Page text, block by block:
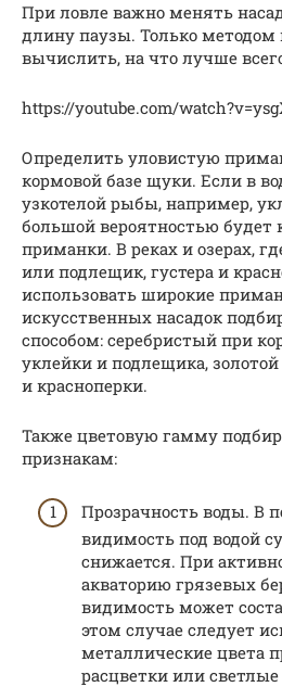
При ловле важно менять
длину паузы. Только методом
вычислить, на что лучше
https://youtube.com/
Определить уловистую
кормовой базе щуки. Если в
узкотелой рыбы, например,
большой вероятностью будет
приманки. В реках и озерах,
или подлещик, густера и
использовать широкие
искусственных насадок
способом: серебристый при
уклейки и подлещика,
и красноперки.
Также цветовую гамму
признакам:
Прозрачность воды. В
видимость под водой
снижается. При
акваторию грязевых
видимость может
этом случае следует
металлические цвета
расцветки или